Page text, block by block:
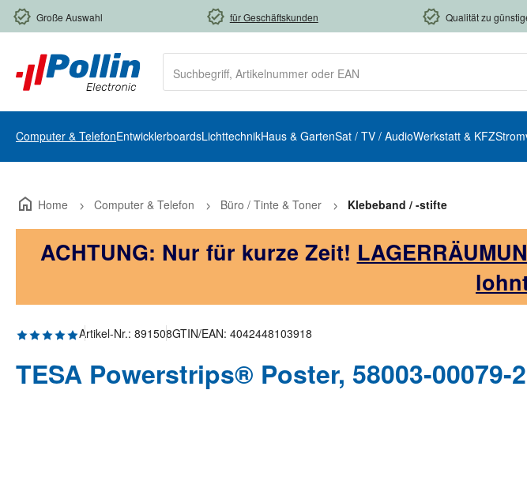
Hauptinhalt springen
Zur Suche springen
Zur Hauptnavigation springen
Große Auswahl für Geschäftskunden Qualität zu
Computer & TelefonEntwicklerboardsLichttechnikHaus & GartenSat / TV / AudioWerkstatt & KFZ
Home Computer & Telefon Büro / Tinte & Toner Klebeband / -stifte
ACHTUNG: Nur für kurze Zeit!
Durchschnittliche Bewertung von 5 von 5 Sternen
Artikel-Nr.: 891508GTIN/EAN: 4042448103918
TESA Powerstrips® Poster, 58003-00079-